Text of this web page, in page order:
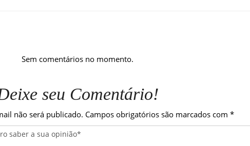
Sem comentários no momento.
seu Comentário!
não será publicado. Campos obrigatórios são marcados com *